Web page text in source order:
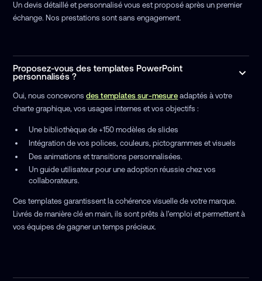
Un devis détaillé et personnalisé vous est proposé après un premier
échange. Nos prestations sont sans engagement.
Proposez-vous des templates PowerPoint
personnalisés ?
Oui, nous concevonsdes templates sur-mesure adaptés à votre
charte graphique, vos usages internes et vos objectifs :
Une bibliothèque de +150 modèles de slides
Intégration de vos polices, couleurs, pictogrammes et visuels
Des animations et transitions personnalisées.
Un guide utilisateur pour une adoption réussie chez vos
collaborateurs.
Ces templates garantissent la cohérence visuelle de votre marque.
Livrés de manière clé en main, ils sont prêts à l'emploi et permettent à
vos équipes de gagner un temps précieux.